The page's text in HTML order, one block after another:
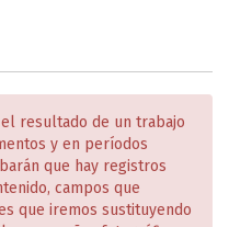
resultado de un trabajo
y en períodos
que hay registros
campos que
que iremos sustituyendo